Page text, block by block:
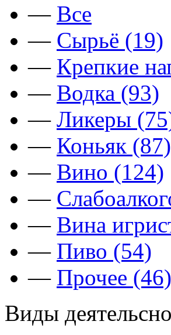
— Все
— Сырьё (19)
— Крепкие
— Водка (93)
— Ликеры
— Коньяк (87)
— Вино (124)
—
— Вина
— Пиво (54)
— Прочее (46)
Виды